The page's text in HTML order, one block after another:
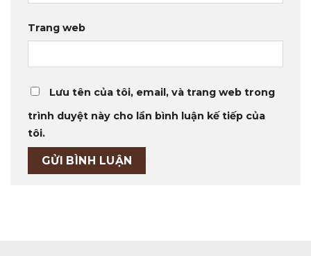
Trang web
Lưu tên của tôi, email, và trang web trong
trình duyệt này cho lần bình luận kế tiếp của
tôi.